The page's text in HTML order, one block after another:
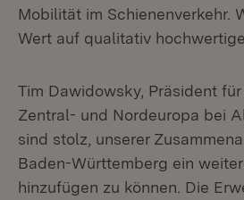
Mobilität im Schienenverkehr.
Wert auf qualitativ
Tim Dawidowsky, Präsident
Zentral- und Nordeuropa bei
sind stolz, unserer
Baden-Württemberg ein
hinzufügen zu können. Die